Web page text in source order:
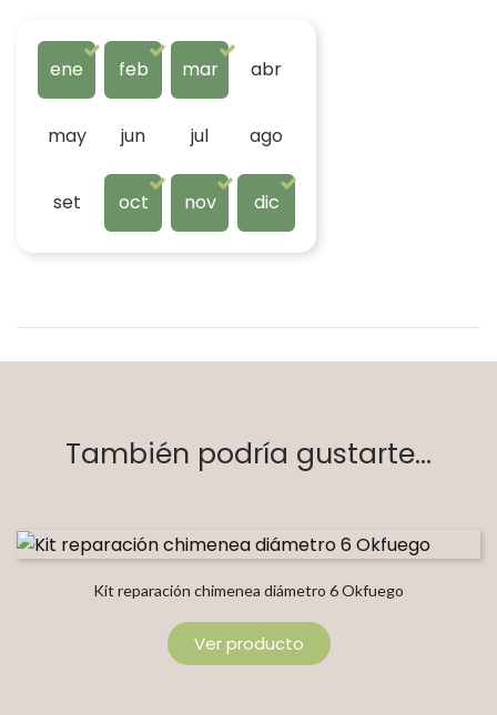
ene feb mar abr
may jun jul ago
set oct nov dic
También podría gustarte...
Kit reparación chimenea diámetro 6 Okfuego
Ver producto